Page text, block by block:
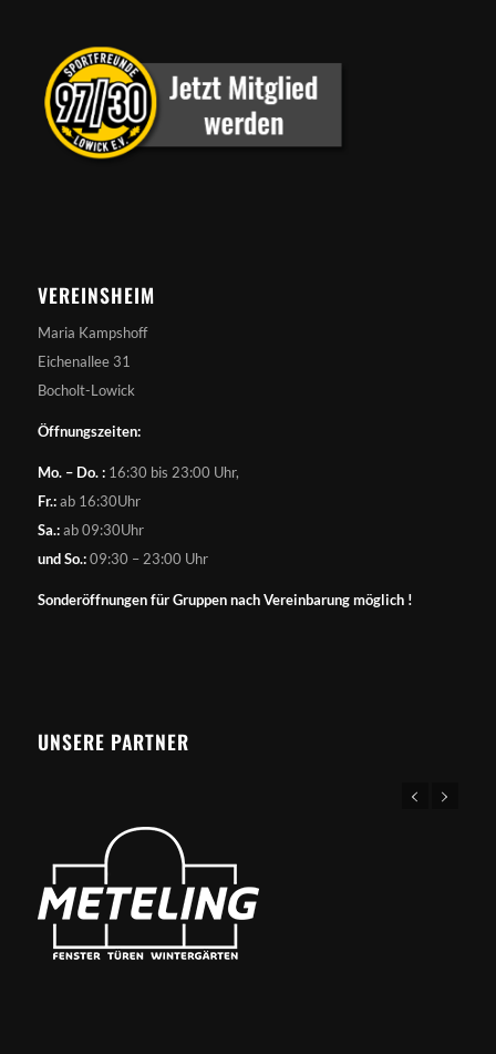
VEREINSHEIM
Maria Kampshoff
Eichenallee 31
Bocholt-Lowick
Öffnungszeiten:
Mo. – Do. :16:30 bis 23:00 Uhr,
Fr.:ab 16:30Uhr
Sa.:ab 09:30Uhr
und So.:09:30 – 23:00 Uhr
Sonderöffnungen für Gruppen nach Vereinbarung möglich !
UNSERE PARTNER